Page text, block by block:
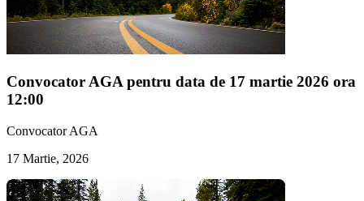
Convocator AGA pentru data de 17 martie 2026 ora
12:00
Convocator AGA
17 Martie, 2026